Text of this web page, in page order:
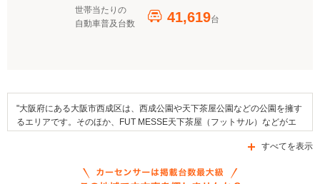
世帯当たりの
自動車普及台数
41,619台
"大阪府にある大阪市西成区は、西成公園や天下茶屋公園などの公園を擁す
るエリアです。そのほか、FUT MESSE天下茶屋（フットサル）などがエ
居の心材による木造聖観音菩薩立像（施行院）や閻魔地蔵などの文化財が
の名産品があります。交通面においては南海電気鉄道高野線や阪堺電気軌
すべてを表示